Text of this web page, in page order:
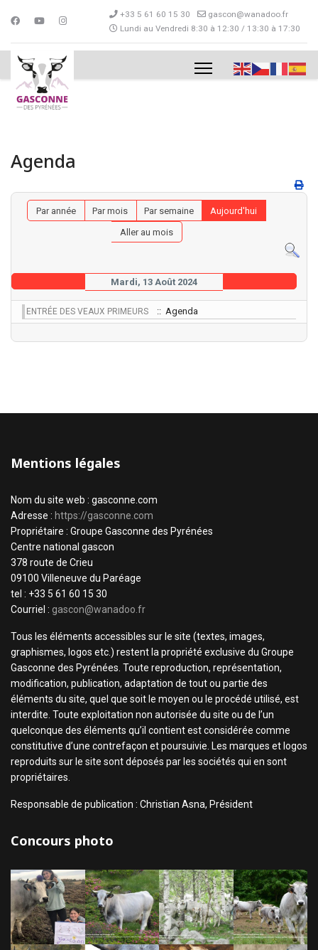
+33 5 61 60 15 30
gascon@wanadoo.fr
Lundi au Vendredi 8:30 à 12:30 / 13:30 à 17:30
Agenda
Par année Par mois Par semaine
Aujourd'hui
Aller au mois
Mardi, 13 Août 2024
ENTRÉE DES VEAUX PRIMEURS :: Agenda
Mentions légales
Nom du site web : gasconne.com
Adresse : https://gasconne.com
Propriétaire : Groupe Gasconne des Pyrénées
Centre national gascon
378 route de Crieu
09100 Villeneuve du Paréage
tel : +33 5 61 60 15 30
Courriel : gascon@wanadoo.fr
Tous les éléments accessibles sur le site (textes, images,
graphismes, logos etc.) restent la propriété exclusive du Groupe
Gasconne des Pyrénées. Toute reproduction, représentation,
modification, publication, adaptation de tout ou partie des
éléments du site, quel que soit le moyen ou le procédé utilisé, est
interdite. Toute exploitation non autorisée du site ou de l’un
quelconque des éléments qu’il contient est considérée comme
constitutive d’une contrefaçon et poursuivie. Les marques et logos
reproduits sur le site sont déposés par les sociétés qui en sont
propriétaires.
Responsable de publication : Christian Asna, Président
Concours photo